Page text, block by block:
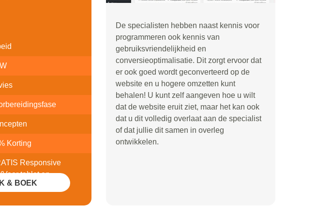
Korting
Responsive
tablet en
& BOEK
De specialisten hebben naast kennis voor
programmeren ook kennis van
gebruiksvriendelijkheid en
conversieoptimalisatie. Dit zorgt ervoor dat
er ook goed wordt geconverteerd op de
website en u hogere omzetten kunt
behalen! U kunt zelf aangeven hoe u wilt
dat de website eruit ziet, maar het kan ook
dat u dit volledig overlaat aan de specialist
of dat jullie dit samen in overleg
ontwikkelen.